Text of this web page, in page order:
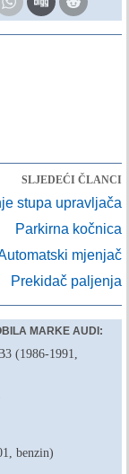
SLJEDEĆI ČLANCI
stupa upravljača
Parkirna kočnica
mjenjač
Prekidač paljenja
MARKE AUDI:
(1986-1991,
benzin)